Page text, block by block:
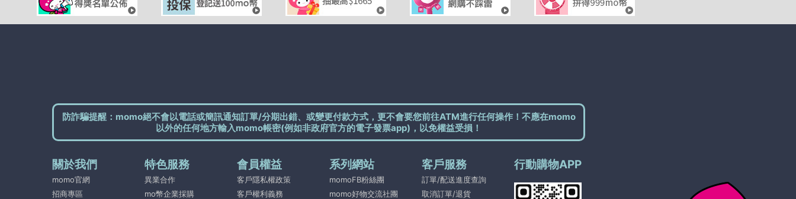
防詐騙提醒：momo絕不會以電話或簡訊通知訂單/分期出錯、或變更付款方式，更不會要您前往ATM進行任何操作！不應在momo
以外的任何地方輸入momo帳密(例如非政府官方的電子發票app)，以免權益受損！
關於我們
momo官網
招商專區
特色服務
異業合作
mo幣企業採購
會員權益
客戶隱私權政策
客戶權利義務
系列網站
momoFB粉絲團
momo好物交流社團
客戶服務
訂單/配送進度查詢
取消訂單/退貨
行動購物APP